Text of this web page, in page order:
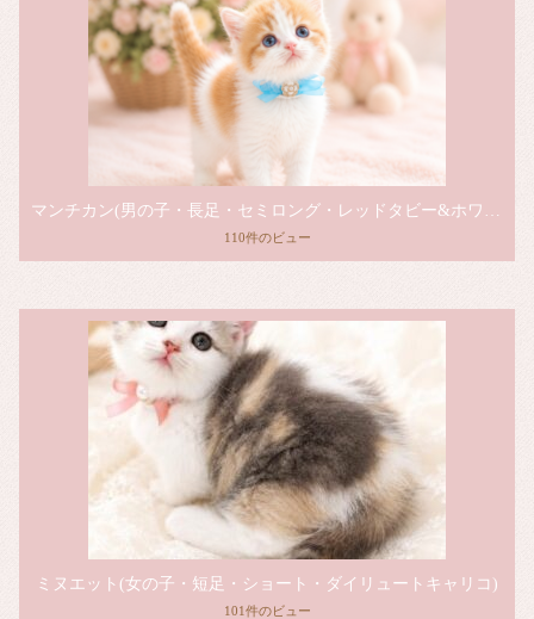
110件のビュー
ミヌエット(女の子・短足・ショート・ダイリュートキャリコ)
101件のビュー